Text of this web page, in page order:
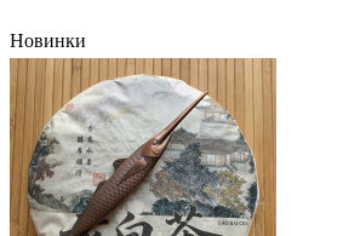
Новинки